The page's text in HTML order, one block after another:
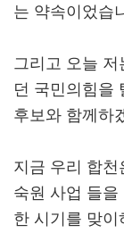
는 약속이었습
그리고 오늘
던 국민의힘을
후보와 함께하
지금 우리 합천
숙원 사업 들
한 시기를 맞